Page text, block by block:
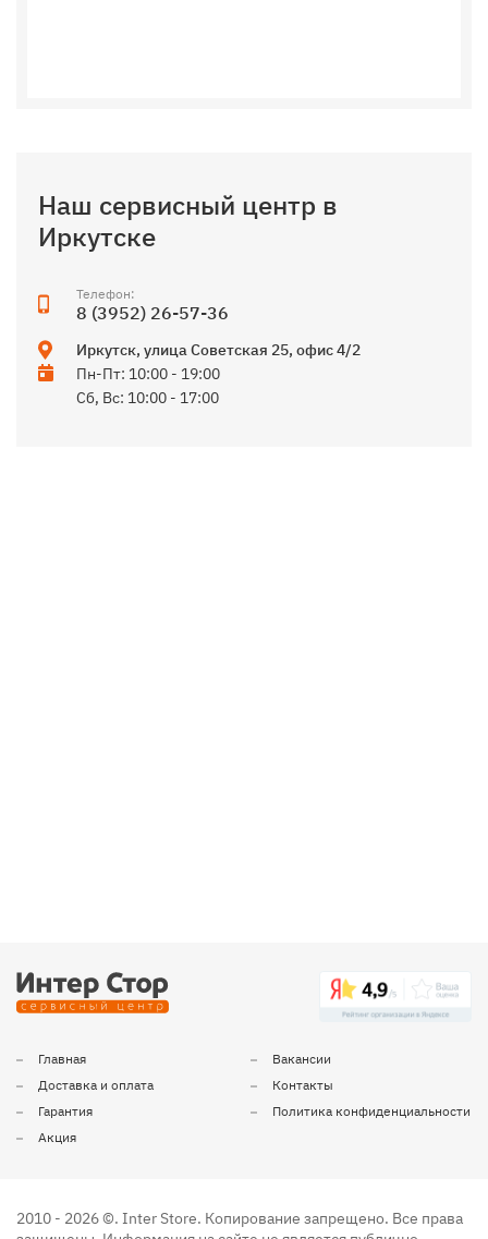
Наш сервисный центр в
Иркутске
Телефон:
8 (3952) 26-57-36
Иркутск, улица Советская 25, офис 4/2
Пн-Пт: 10:00 - 19:00
Сб, Вс: 10:00 - 17:00
Главная
Доставка и оплата
Гарантия
Акция
Вакансии
Контакты
Политика конфиденциальности
2010 - 2026 ©. Inter Store. Копирование запрещено. Все права